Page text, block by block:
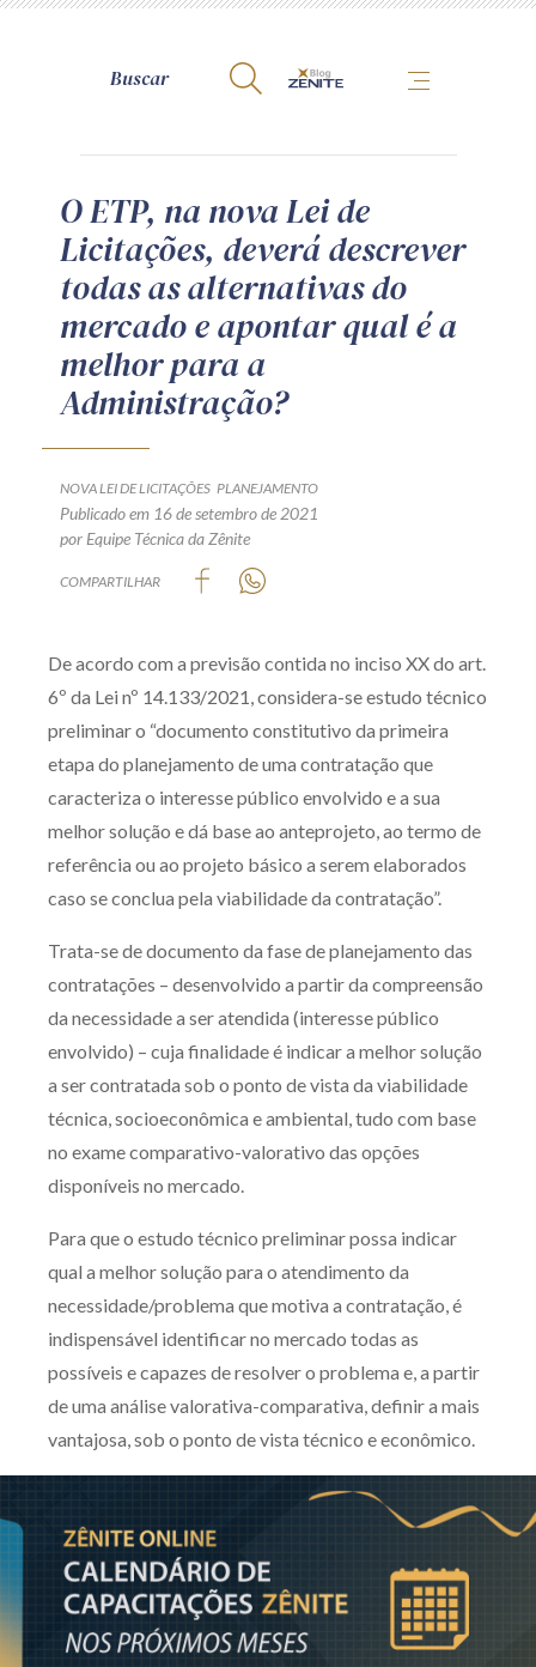
A Zênite
Como publicar conosco
Site da Zênite
Contato
Termos de uso
Política de Privacidade
Produtos e serviços
Zênite Play
Orientação por Escrito
Mentoria Zênite
Capacitação
Zênite Online
Zênite in Company
Diferenciais
Av. Sete de Setembro, 4698
Batel Curitiba/PR CEP80240-000
Telefone (41) 2109-8666
Whatsapp (41) 98881-6616
O ETP, na nova Lei de
Licitações, deverá descrever
todas as alternativas do
mercado e apontar qual é a
melhor para a
Administração?
NOVA LEI DE LICITAÇÕES PLANEJAMENTO
Publicado em 16 de setembro de 2021
por Equipe Técnica da Zênite
COMPARTILHAR
De acordo com a previsão contida no inciso XX do art.
6º da Lei nº 14.133/2021, considera-se estudo técnico
preliminar o “documento constitutivo da primeira
etapa do planejamento de uma contratação que
caracteriza o interesse público envolvido e a sua
melhor solução e dá base ao anteprojeto, ao termo de
referência ou ao projeto básico a serem elaborados
caso se conclua pela viabilidade da contratação”.
Trata-se de documento da fase de planejamento das
contratações – desenvolvido a partir da compreensão
da necessidade a ser atendida (interesse público
envolvido) – cuja finalidade é indicar a melhor solução
a ser contratada sob o ponto de vista da viabilidade
técnica, socioeconômica e ambiental, tudo com base
no exame comparativo-valorativo das opções
disponíveis no mercado.
Para que o estudo técnico preliminar possa indicar
qual a melhor solução para o atendimento da
necessidade/problema que motiva a contratação, é
indispensável identificar no mercado todas as
possíveis e capazes de resolver o problema e, a partir
de uma análise valorativa-comparativa, definir a mais
vantajosa, sob o ponto de vista técnico e econômico.